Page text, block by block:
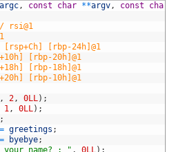
argc, const char **argv, const char
rsi@1
[rbp-24h]@1
[rbp-20h]@1
[rbp-18h]@1
[rbp-10h]@1
, 2, 0LL) ;
1, 0LL) ;
;
= greetings ;
= byebye;
name? : " , 0LL) ;